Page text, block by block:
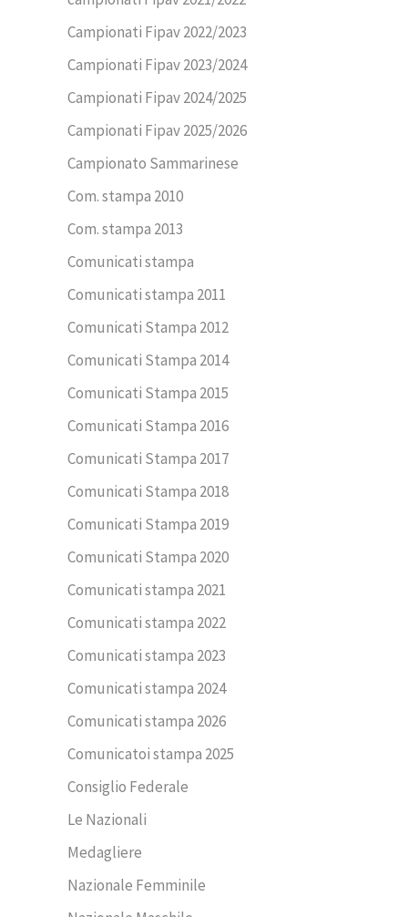
Campionati Fipav 2022/2023
Campionati Fipav 2023/2024
Campionati Fipav 2024/2025
Campionati Fipav 2025/2026
Campionato Sammarinese
Com. stampa 2010
Com. stampa 2013
Comunicati stampa
Comunicati stampa 2011
Comunicati Stampa 2012
Comunicati Stampa 2014
Comunicati Stampa 2015
Comunicati Stampa 2016
Comunicati Stampa 2017
Comunicati Stampa 2018
Comunicati Stampa 2019
Comunicati Stampa 2020
Comunicati stampa 2021
Comunicati stampa 2022
Comunicati stampa 2023
Comunicati stampa 2024
Comunicati stampa 2026
Comunicatoi stampa 2025
Consiglio Federale
Le Nazionali
Medagliere
Nazionale Femminile